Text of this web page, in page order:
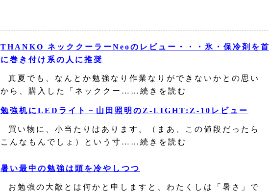
THANKO ネッククーラーNeoのレビュー・・・氷・保冷剤を首
に巻き付け系の人に推奨
真夏でも、なんとか勉強なり作業なりができないかとの思い
から、購入した「ネッククー……続きを読む
勉強机にLEDライト－山田照明のZ-LIGHT:Z-10レビュー
買い物に、小当たりはあります。（まあ、この値段だったら
こんなもんでしょ）という寸……続きを読む
暑い最中の勉強は頭を冷やしつつ
お勉強の大敵とは何かと申しますと、わたくしは「暑さ」で